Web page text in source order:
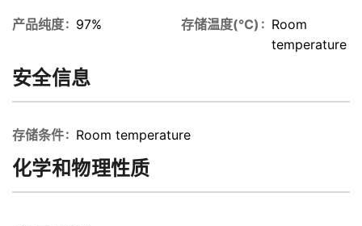
产品纯度 97% 存储温度(℃)
Room
temperature
安全信息
存储条件 Room temperature
化学和物理性质